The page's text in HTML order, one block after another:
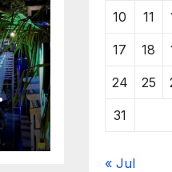
10 11
17 18
24 25
31
« Jul